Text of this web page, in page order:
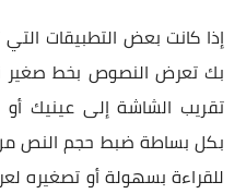
إذا كانت بعض التطبيقات
بك تعرض النصوص بخط صغير
تقريب الشاشة إلى عينيك أو
بكل بساطة ضبط حجم النص
للقراءة بسهولة أو تصغيره